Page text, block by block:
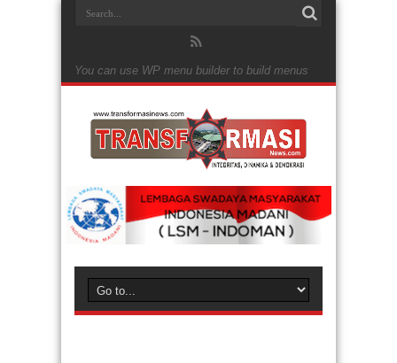
You can use WP menu builder to build menus